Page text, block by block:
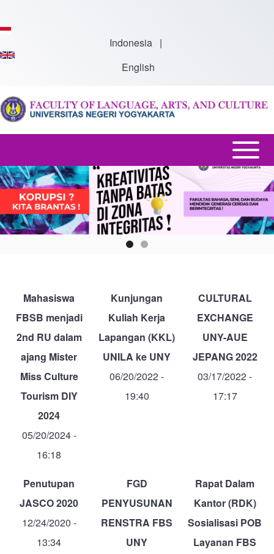
Indonesia |
English
Menu
-
En
Open or
Close
Main
Menu
Mahasiswa
FBSB menjadi
2nd RU dalam
ajang Mister
Miss Culture
Tourism DIY
2024
05/20/2024 -
16:18
Kunjungan
Kuliah Kerja
Lapangan (KKL)
UNILA ke UNY
06/20/2022 -
19:40
CULTURAL
EXCHANGE
UNY-AUE
JEPANG 2022
03/17/2022 -
17:17
Penutupan
JASCO 2020
12/24/2020 -
13:34
FGD
PENYUSUNAN
RENSTRA FBS
UNY
Rapat Dalam
Kantor (RDK)
Sosialisasi POB
Layanan FBS